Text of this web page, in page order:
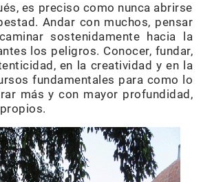
es preciso como nunca abrirse
Andar con muchos, pensar
sostenidamente hacia la
los peligros. Conocer, fundar,
en la creatividad y en la
fundamentales para como lo
más y con mayor profundidad,